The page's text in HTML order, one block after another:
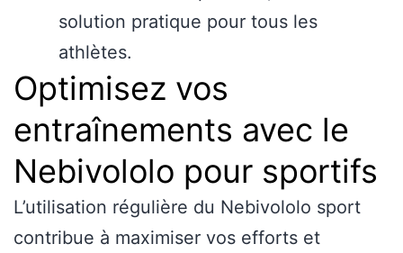
solution pratique pour tous les
athlètes.
Optimisez vos
entraînements avec le
Nebivololo pour sportifs
L’utilisation régulière du Nebivololo sport
contribue à maximiser vos efforts et